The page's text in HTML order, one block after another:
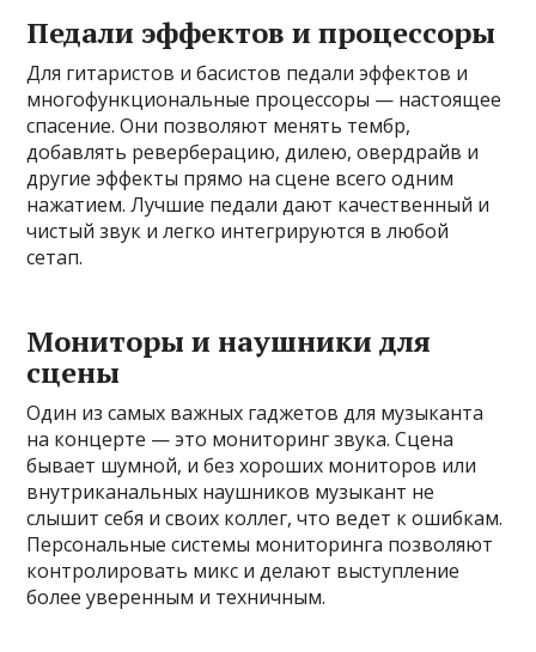
Педали эффектов и процессоры
Для гитаристов и басистов педали эффектов и
многофункциональные процессоры — настоящее
спасение. Они позволяют менять тембр,
добавлять реверберацию, дилею, овердрайв и
другие эффекты прямо на сцене всего одним
нажатием. Лучшие педали дают качественный и
чистый звук и легко интегрируются в любой
сетап.
Мониторы и наушники для
сцены
Один из самых важных гаджетов для музыканта
на концерте — это мониторинг звука. Сцена
бывает шумной, и без хороших мониторов или
внутриканальных наушников музыкант не
слышит себя и своих коллег, что ведет к ошибкам.
Персональные системы мониторинга позволяют
контролировать микс и делают выступление
более уверенным и техничным.